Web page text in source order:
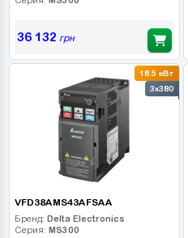
36 132 грн
18.5 кВт
3x380
VFD38AMS43AFSAA
Бренд: Delta Electronics
Серия: MS300